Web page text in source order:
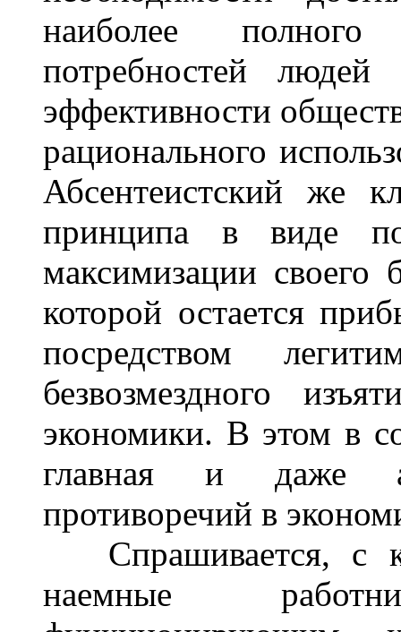
наиболее полного
потребностей
эффективности
рационального
Абсентеистский же
принципа в виде
максимизации своего
которой остается
посредством
безвозмездного
экономики. В этом в
главная и даже
противоречий в
Спрашивается, с
наемные